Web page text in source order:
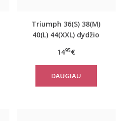
Triumph 36(S) 38(M)
40(L) 44(XXL) dydžio
moteriška medvilninė
miego palaidinė Mix
Match TOP SSL 01 X
1495€
DAUGIAU